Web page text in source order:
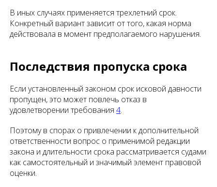
В иных случаях применяется трехлетний срок.
Конкретный вариант зависит от того, какая норма
действовала в момент предполагаемого нарушения.
Последствия пропуска срока
Если установленный законом срок исковой давности
пропущен, это может повлечь отказ в
удовлетворении требования 4.
Поэтому в спорах о привлечении к дополнительной
ответственности вопрос о применимой редакции
закона и длительности срока рассматривается судами
как самостоятельный и значимый элемент правовой
оценки.